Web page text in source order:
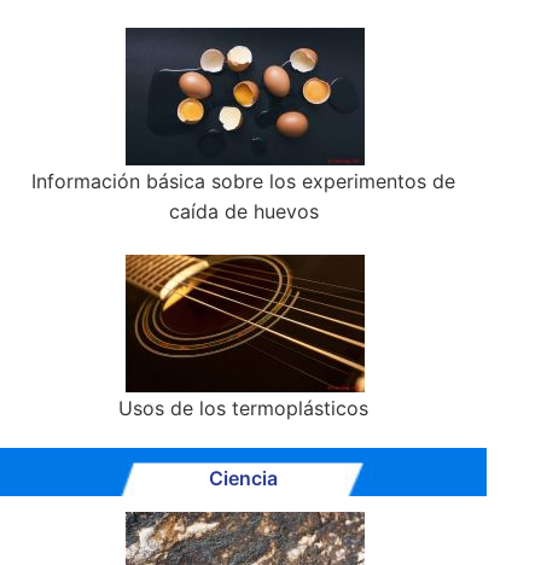
Información básica sobre los experimentos de
caída de huevos
Usos de los termoplásticos
Ciencia